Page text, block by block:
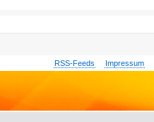
RSS-Feeds Impressum